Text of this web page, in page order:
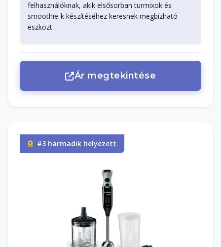
felhasználóknak, akik elsősorban turmixok és
smoothie-k készítéséhez keresnek megbízható
eszközt
Ár megtekintése
#3 harmadik helyezett